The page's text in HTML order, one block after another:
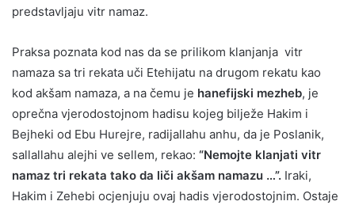
predstavljaju vitr namaz.
Praksa poznata kod nas da se prilikom klanjanja vitr
namaza sa tri rekata uči Etehijatu na drugom rekatu kao
kod akšam namaza, a na čemu je hanefijski mezheb, je
oprečna vjerodostojnom hadisu kojeg bilježe Hakim i
Bejheki od Ebu Hurejre, radijallahu anhu, da je Poslanik,
sallallahu alejhi ve sellem, rekao: “Nemojte klanjati vitr
namaz tri rekata tako da liči akšam namazu …”. Iraki,
Hakim i Zehebi ocjenjuju ovaj hadis vjerodostojnim. Ostaje